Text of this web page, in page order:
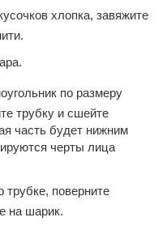
хлопка, завяжите
по размеру
трубку и сшейте
часть будет нижним
черты лица
трубке, поверните
на шарик.